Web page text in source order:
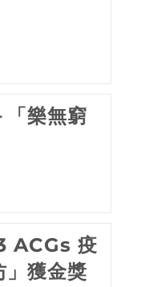
「樂無窮
ACGs 疫
」獲金獎